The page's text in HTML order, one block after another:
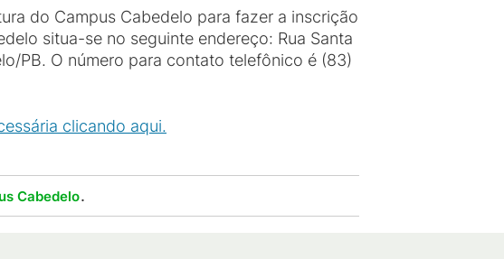
do Campus Cabedelo para fazer a inscrição
situa-se no seguinte endereço: Rua Santa
PB. O número para contato telefônico é (83)
clicando aqui.
Cabedelo.